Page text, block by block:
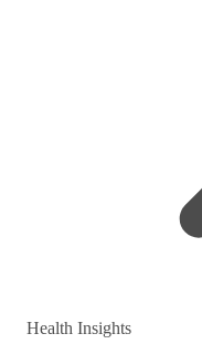
Health Insights